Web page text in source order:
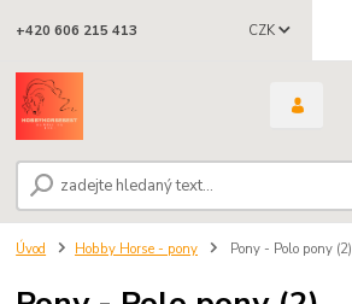
CZK
+420 606 215 413
Úvod Hobby Horse - pony Pony - Polo pony (2)